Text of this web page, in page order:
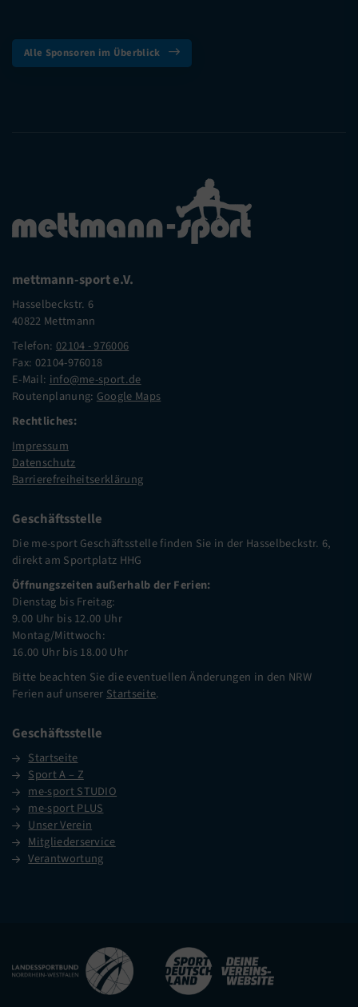
Alle Sponsoren im Überblick
mettmann-sport e.V.
Hasselbeckstr. 6
40822 Mettmann
Telefon: 02104 - 976006
Fax: 02104-976018
E-Mail: info@me-sport.de
Routenplanung: Google Maps
Rechtliches:
Impressum
Datenschutz
Barrierefreiheitserklärung
Geschäftsstelle
Die me-sport Geschäftsstelle finden Sie in der Hasselbeckstr. 6,
direkt am Sportplatz HHG
Öffnungszeiten außerhalb der Ferien:
Dienstag bis Freitag:
9.00 Uhr bis 12.00 Uhr
Montag/Mittwoch:
16.00 Uhr bis 18.00 Uhr
Bitte beachten Sie die eventuellen Änderungen in den NRW
Ferien auf unserer Startseite.
Geschäftsstelle
Startseite
Sport A – Z
me-sport STUDIO
me-sport PLUS
Unser Verein
Mitgliederservice
Verantwortung